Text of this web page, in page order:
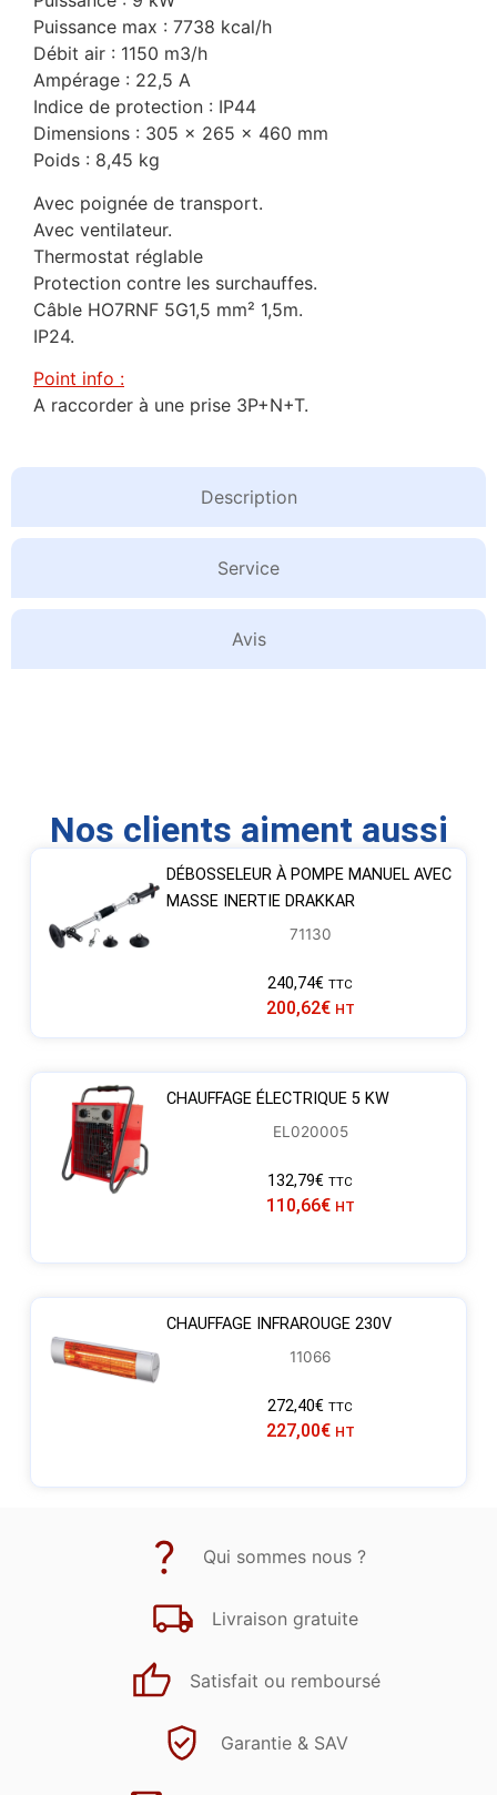
Description
Service
Avis
Puissance max : 7738 kcal/h
Débit air : 1150 m3/h
Ampérage : 22,5 A
Indice de protection : IP44
Dimensions : 305 x 265 x 460 mm
Poids : 8,45 kg
Avec poignée de transport.
Avec ventilateur.
Thermostat réglable
Protection contre les surchauffes.
Câble HO7RNF 5G1,5 mm² 1,5m.
IP24.
Point info :
A raccorder à une prise 3P+N+T.
Nos clients aiment aussi
DÉBOSSELEUR À POMPE MANUEL AVEC
MASSE INERTIE DRAKKAR
71130
240,74€ TTC
200,62€ HT
CHAUFFAGE ÉLECTRIQUE 5 KW
EL020005
132,79€ TTC
110,66€ HT
CHAUFFAGE INFRAROUGE 230V
11066
272,40€ TTC
227,00€ HT
Qui sommes nous ?
Livraison gratuite
Satisfait ou remboursé
Garantie & SAV